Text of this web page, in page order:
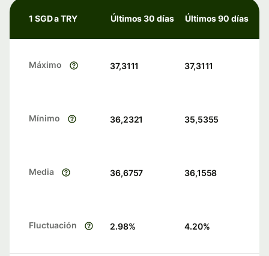
1 SGD a TRY Últimos 30 días Últimos 90 días
Máximo 37,3111 37,3111
Mínimo 36,2321 35,5355
Media 36,6757 36,1558
Fluctuación 2.98% 4.20%